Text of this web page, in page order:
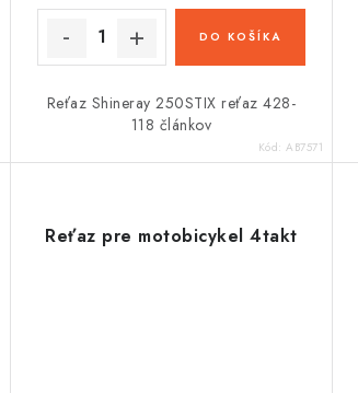
DO KOŠÍKA
Reťaz Shineray 250STIX reťaz 428-
118 článkov
Kód: AB7571
Reťaz pre motobicykel 4takt